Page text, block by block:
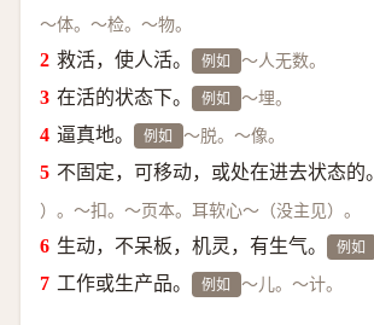
～体。～检。～物。
救活，使人活。 例如 ～人无数。
在活的状态下。 例如 ～埋。
逼真地。 例如 ～脱。～像。
不固定，可移动，或处在进去状态的。
）。～扣。～页本。耳软心～（没主见）。
生动，不呆板，机灵，有生气。 例如
工作或生产品。 例如 ～儿。～计。